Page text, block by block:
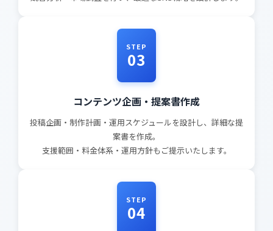
STEP
03
コンテンツ企画・提案書作成
投稿企画・制作計画・運用スケジュールを設計し、詳細な提
案書を作成。
支援範囲・料金体系・運用方針もご提示いたします。
STEP
04